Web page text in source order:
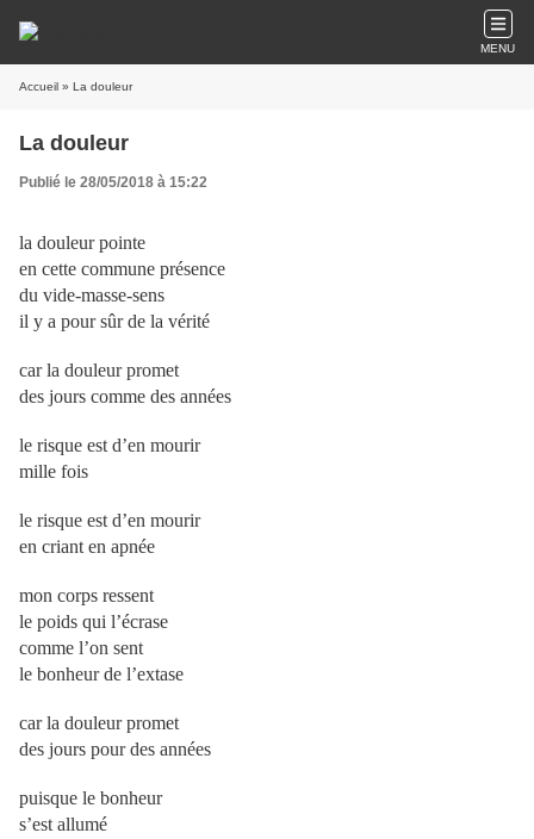
MENU
Accueil » La douleur
La douleur
Publié le 28/05/2018 à 15:22
la douleur pointe
en cette commune présence
du vide-masse-sens
il y a pour sûr de la vérité
car la douleur promet
des jours comme des années
le risque est d’en mourir
mille fois
le risque est d’en mourir
en criant en apnée
mon corps ressent
le poids qui l’écrase
comme l’on sent
le bonheur de l’extase
car la douleur promet
des jours pour des années
puisque le bonheur
s’est allumé